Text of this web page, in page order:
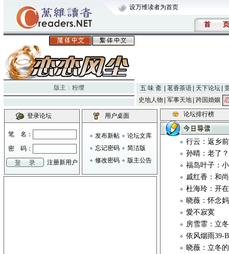
设万维读者为首页
首 页
版主： 粉缨 五 味 斋 茗香茶语 天下论坛
史地人物
军事天地 跨国婚姻
登录论坛
笔 名：
密 码：
注册新用户
用户桌面
发布新帖
论坛文库
忘记密码
简洁版
修改密码
版主公告
论坛排行榜
行云：返乡
孙晴：老了
福岛叶子：
戚红香：和尚
杜海玲：开
晓薇：怀念
愛不寂寞
房雪霏：立
依风烟雨39-B
晓薇：立冬